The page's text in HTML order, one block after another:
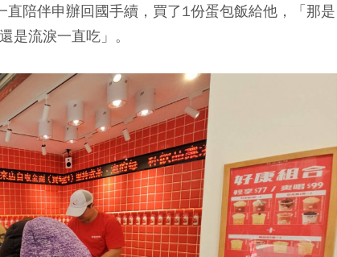
陪伴申辦回國手續，買了1份蛋包飯給他，「那是
是流淚一直吃」。